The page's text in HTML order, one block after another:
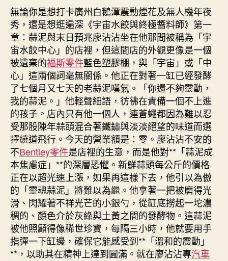
東
新
春
藝
OSDER
奧
斯
德
材
料
報
價
文
活
動
地
圖
請
收
好〉
中
無論你是想打卡廣州白鵝潭震動煙花及無人機年夜
秀，還是想逛遍深《宇宙水餃與終極醬料師》第一
章：蒜泥與末日預兆廖沾沾坐在他那間被稱為「宇
宙水餃中心」的店裡，但這間店的外觀更像是一個
被遺棄的福斯零件藍色塑膠棚，與「宇宙」或「中
心」這兩個詞毫無關係。他正在對著一缸已經發酵
了七個月又七天的老蒜泥嘆氣。「你還不夠靈動，
我的蒜泥。」他輕聲細語，彷彿在責備一個不上進
的孩子。店內只有他一個人，連蒼蠅都因為難以忍
受那股陳年蒜頭混合著鐵鏽與淡淡絕望的味道而選
擇繞道飛行。今天的營業額是：零。廖沾沾不安的
不Bentley零件是店裡的生意，而是他對**「蒜泥成
本焦慮症」**的深層恐懼。新鮮蒜頭每公斤的價格
正在以超光速上漲，如果再這樣下去，他引以為傲
的「靈魂蒜泥」將難以為繼。他拿著一把被磨得光
滑、閃耀著不祥光芒的小銀勺，從缸底撈起一坨濃
稠的、顏色介於灰綠與土黃之間的發酵物。這蒜泥
被他照顧得像稀世珍寶，每隔三小時，他就要用手
指彈一下缸邊，確保它能感受到**「溫和的震動」
**，以助其在精神上達到圓滿。就在廖沾沾專汽車